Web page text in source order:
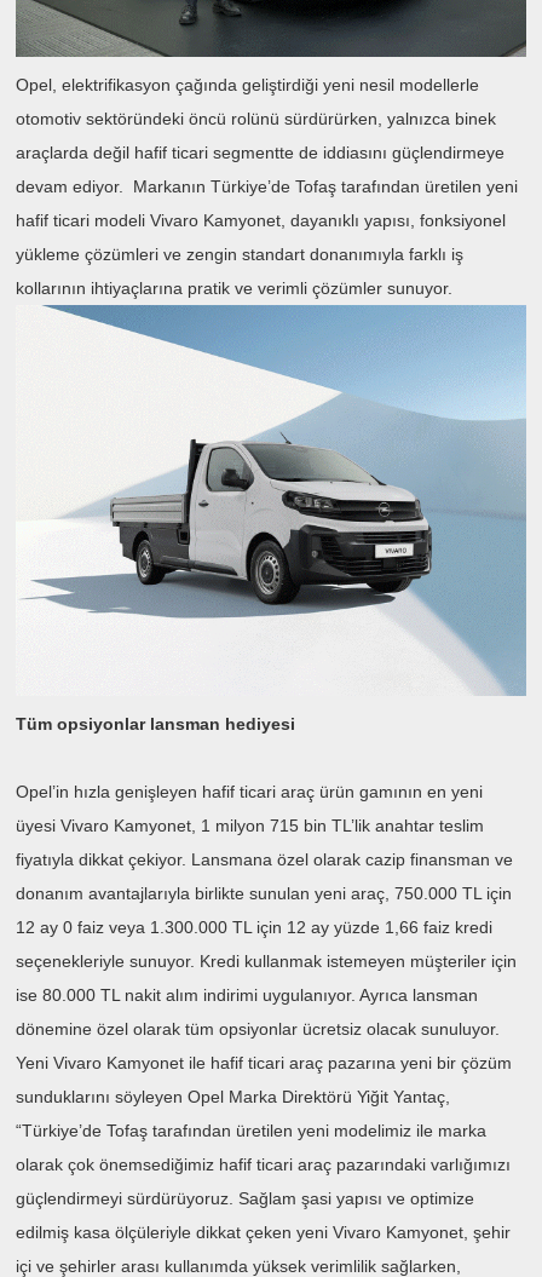
Opel, elektrifikasyon çağında geliştirdiği yeni nesil modellerle
otomotiv sektöründeki öncü rolünü sürdürürken, yalnızca binek
araçlarda değil hafif ticari segmentte de iddiasını güçlendirmeye
devam ediyor. Markanın Türkiye’de Tofaş tarafından üretilen yeni
hafif ticari modeli Vivaro Kamyonet, dayanıklı yapısı, fonksiyonel
yükleme çözümleri ve zengin standart donanımıyla farklı iş
kollarının ihtiyaçlarına pratik ve verimli çözümler sunuyor.
Tüm opsiyonlar lansman hediyesi
Opel’in hızla genişleyen hafif ticari araç ürün gamının en yeni
üyesi Vivaro Kamyonet, 1 milyon 715 bin TL’lik anahtar teslim
fiyatıyla dikkat çekiyor. Lansmana özel olarak cazip finansman ve
donanım avantajlarıyla birlikte sunulan yeni araç, 750.000 TL için
12 ay 0 faiz veya 1.300.000 TL için 12 ay yüzde 1,66 faiz kredi
seçenekleriyle sunuyor. Kredi kullanmak istemeyen müşteriler için
ise 80.000 TL nakit alım indirimi uygulanıyor. Ayrıca lansman
dönemine özel olarak tüm opsiyonlar ücretsiz olacak sunuluyor.
Yeni Vivaro Kamyonet ile hafif ticari araç pazarına yeni bir çözüm
sunduklarını söyleyen Opel Marka Direktörü Yiğit Yantaç,
“Türkiye’de Tofaş tarafından üretilen yeni modelimiz ile marka
olarak çok önemsediğimiz hafif ticari araç pazarındaki varlığımızı
güçlendirmeyi sürdürüyoruz. Sağlam şasi yapısı ve optimize
edilmiş kasa ölçüleriyle dikkat çeken yeni Vivaro Kamyonet, şehir
içi ve şehirler arası kullanımda yüksek verimlilik sağlarken,